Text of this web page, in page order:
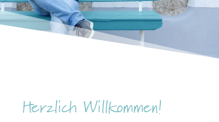
Herzlich Willkommen!